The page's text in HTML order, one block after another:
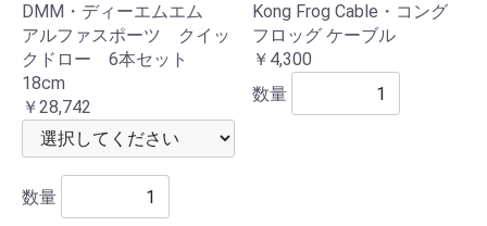
DMM・ディーエムエム
アルファスポーツ クイッ
クドロー 6本セット
18cm
￥28,742
数量
Kong Frog Cable・コング
フロッグ ケーブル
￥4,300
数量